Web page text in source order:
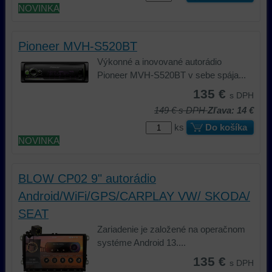
NOVINKA
Pioneer MVH-S520BT
Výkonné a inovované autorádio
Pioneer MVH-S520BT v sebe spája...
135 € s DPH
149 €s DPH Zľava: 14 €
ks
Do košíka
NOVINKA
BLOW CP02 9" autorádio
Android/WiFi/GPS/CARPLAY VW/ SKODA/
SEAT
Zariadenie je založené na operačnom
systéme Android 13....
135 € s DPH
dosiahnutie
platformy,
zážitku
z
ktoré
zážitok
z
prehliadania,
preferencií
aby
ste
mali
používateľský
účet
alebo
Môžeme
prvej
alebo
tretej
zaznamenávanie
našej
webovej
stránky,
na
analýzu
nástrojov
alebo